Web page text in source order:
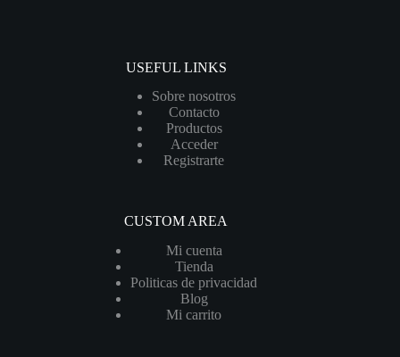
USEFUL LINKS
Sobre nosotros
Contacto
Productos
Acceder
Registrarte
CUSTOM AREA
Mi cuenta
Tienda
Politicas de privacidad
Blog
Mi carrito